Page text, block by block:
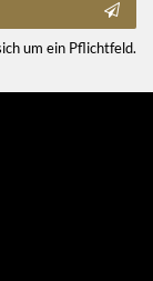
um ein Pflichtfeld.